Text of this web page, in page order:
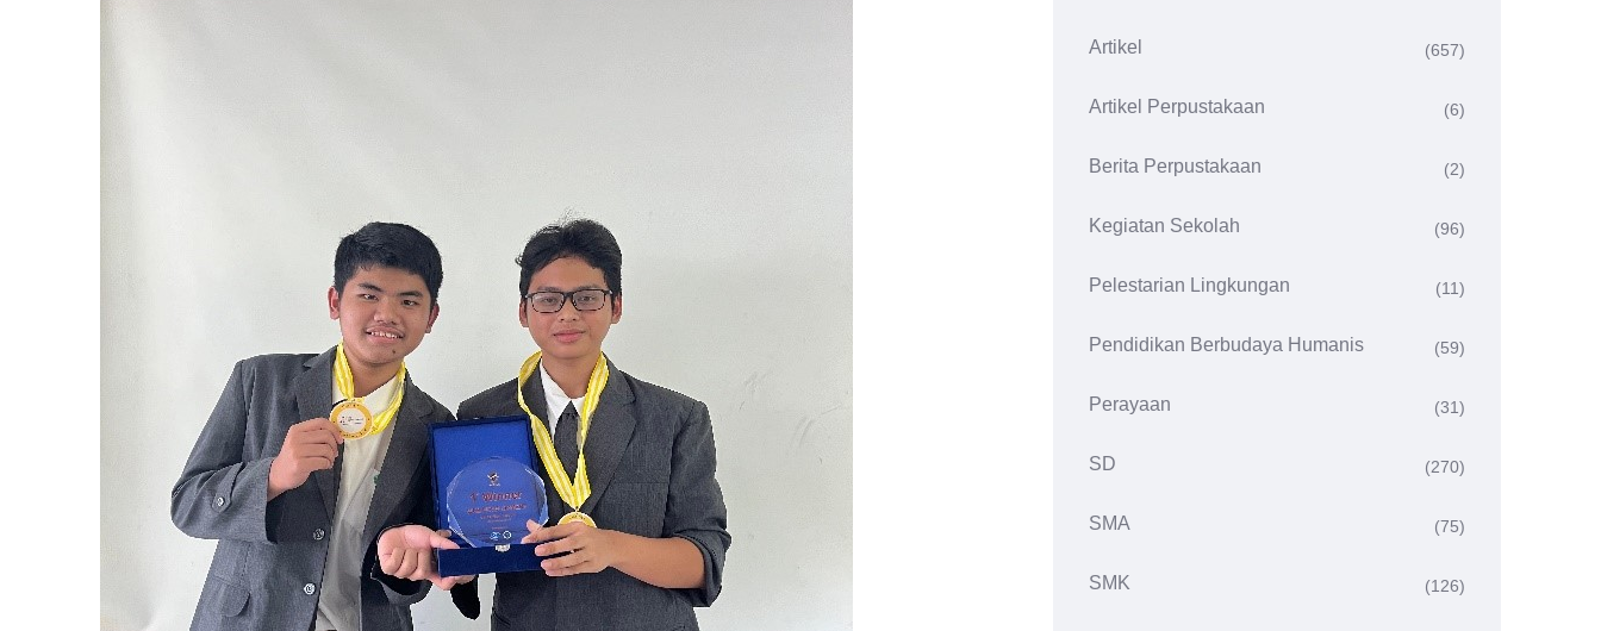
Artikel (657)
Artikel Perpustakaan (6)
Berita Perpustakaan (2)
Kegiatan Sekolah (96)
Pelestarian Lingkungan (11)
Pendidikan Berbudaya Humanis (59)
Perayaan (31)
SD (270)
SMA (75)
SMK (126)